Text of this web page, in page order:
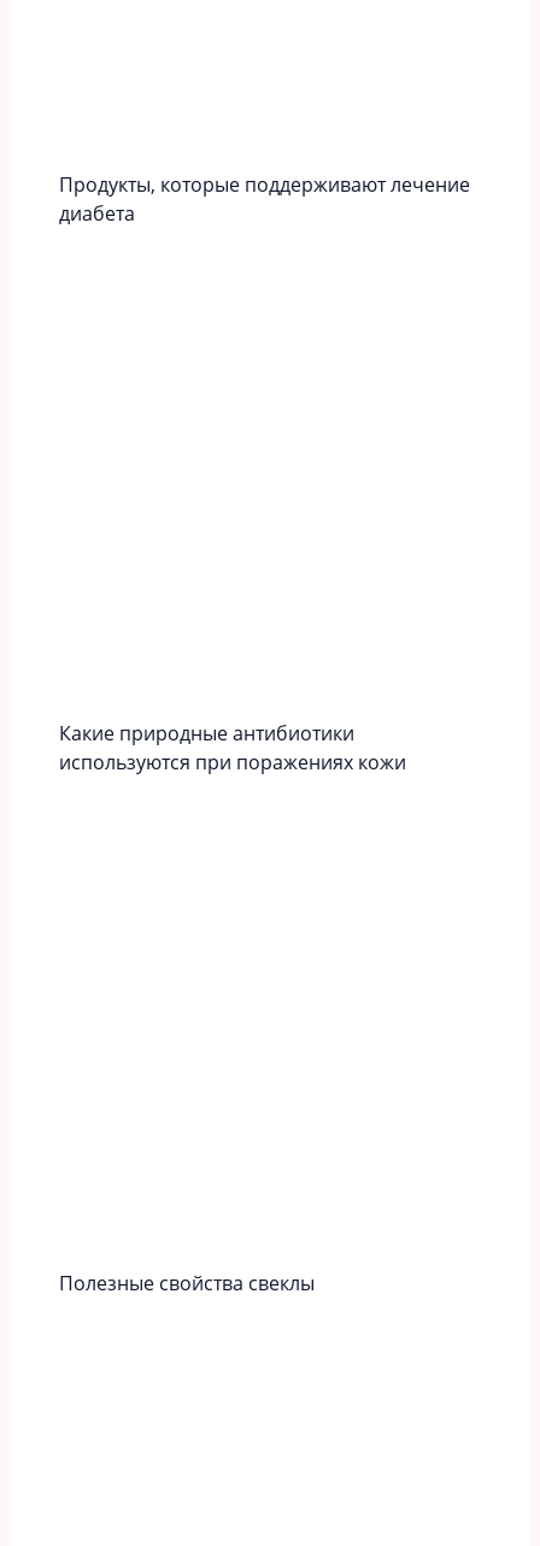
Продукты, которые поддерживают лечение
диабета
Какие природные антибиотики
используются при поражениях кожи
Полезные свойства свеклы